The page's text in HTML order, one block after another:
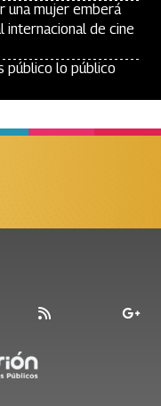
una mujer emberá
internacional de cine
público lo público